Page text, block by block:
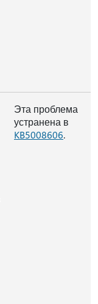
Эта проблема
устранена в
KB5008606.